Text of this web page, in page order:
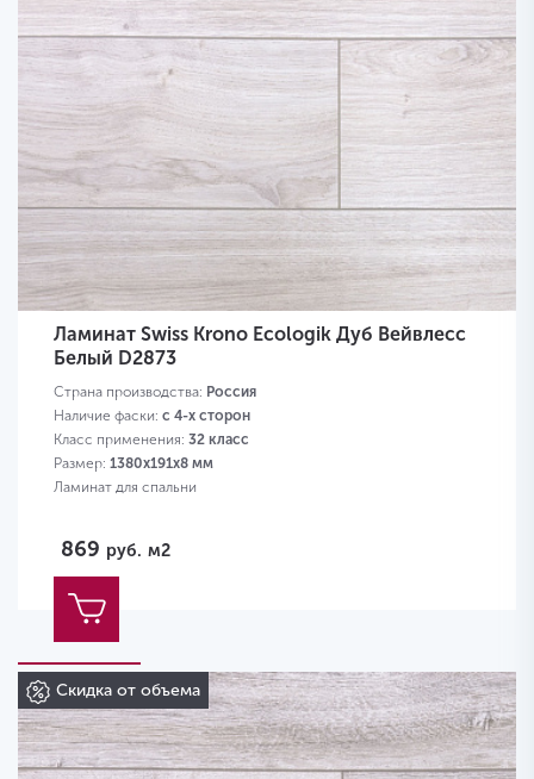
Ламинат Swiss Krono Ecologik Дуб Вейвлесс
Белый D2873
Страна производства: Россия
Наличие фаски: с 4-х сторон
Класс применения: 32 класс
Размер: 1380х191х8 мм
Ламинат для спальни
869 руб. м2
Скидка от объема